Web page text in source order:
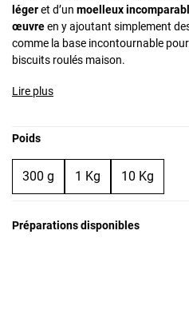
légeret d’un moelleux
œuvreen y ajoutant simplement
comme la base incontournable
biscuits roulés maison.
Lire plus
Poids
300 g 1 Kg 10 Kg
Préparations disponibles